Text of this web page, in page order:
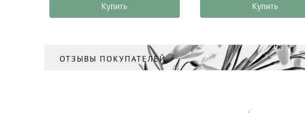
Купить Купить
ОТЗЫВЫ ПОКУПАТЕЛЕЙ